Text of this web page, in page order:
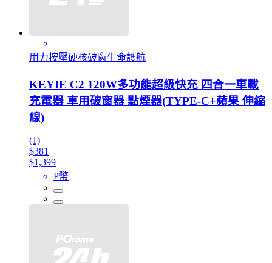
用力按壓硬核破窗生命護航
KEYIE C2 120W多功能超級快充 四合一車載
充電器 車用破窗器 點煙器(TYPE-C+蘋果 伸縮
線)
(1)
$381
$1,399
P幣